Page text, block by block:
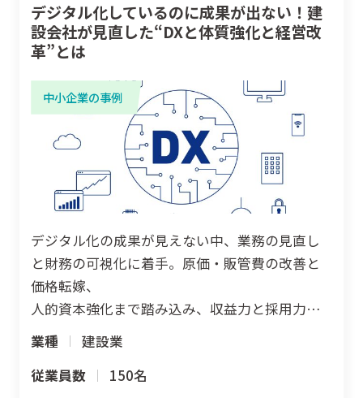
デジタル化しているのに成果が出ない！建
設会社が見直した“DXと体質強化と経営改
革”とは
中小企業の事例
デジタル化の成果が見えない中、業務の見直し
と財務の可視化に着手。原価・販管費の改善と
価格転嫁、
人的資本強化まで踏み込み、収益力と採用力を
同時に高めた建設会社の変革プロセスを詳しく
紹介します。
業種
建設業
従業員数
150名